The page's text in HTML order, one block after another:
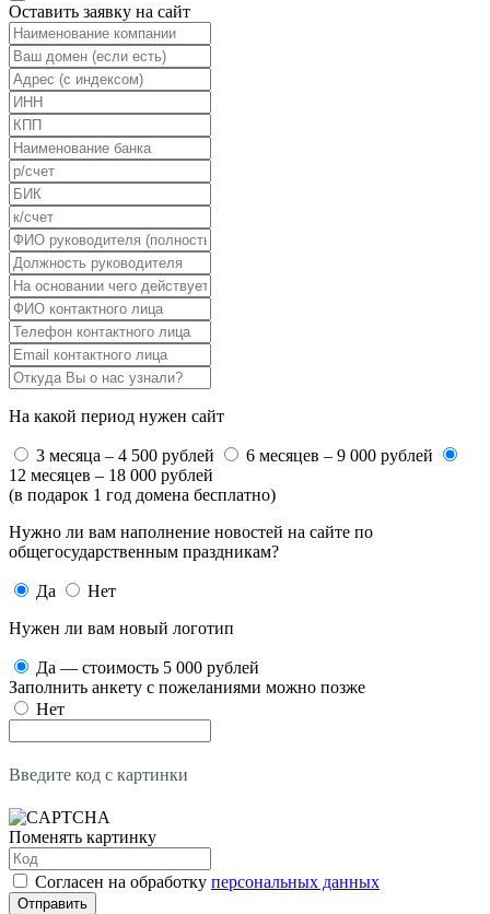
Оставить заявку на сайт
На какой период нужен сайт
3 месяца – 4 500 рублей
6 месяцев – 9 000 рублей
12 месяцев – 18 000 рублей
(в подарок 1 год домена бесплатно)
Нужно ли вам наполнение новостей на сайте по
общегосударственным праздникам?
Да
Нет
Нужен ли вам новый логотип
Да — стоимость 5 000 рублей
Заполнить анкету с пожеланиями можно позже
Нет
Введите код с картинки
Поменять картинку
Согласен на обработку персональных данных
Отправить